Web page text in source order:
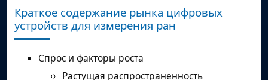
Краткое содержание рынка цифровых
устройств для измерения ран
Спрос и факторы роста
Растущая распространенность